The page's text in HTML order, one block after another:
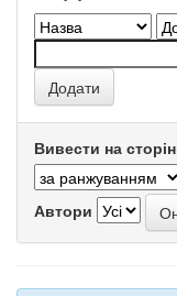
Вивести на
Автори